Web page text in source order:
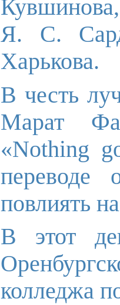
Я. С.
Харькова.
В честь
Марат
«Nothing
переводе
повлиять
В этот
колледжа